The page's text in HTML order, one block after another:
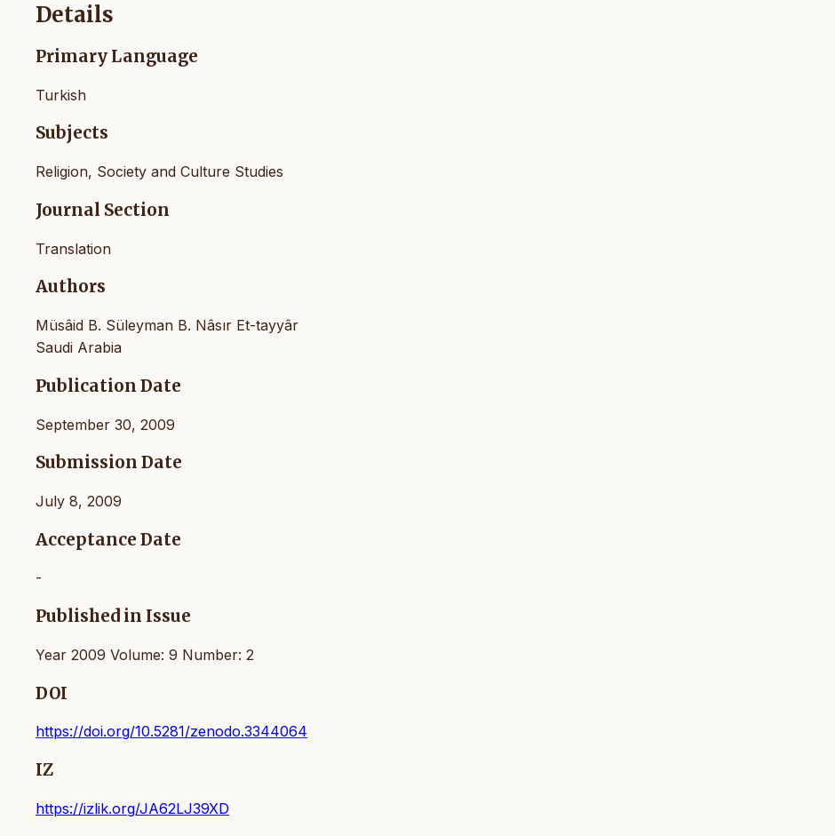
Details
Primary Language
Turkish
Subjects
Religion, Society and Culture Studies
Journal Section
Translation
Authors
Müsâid B. Süleyman B. Nâsır Et-tayyâr
Saudi Arabia
Publication Date
September 30, 2009
Submission Date
July 8, 2009
Acceptance Date
-
Published in Issue
Year 2009 Volume: 9 Number: 2
DOI
https://doi.org/10.5281/zenodo.3344064
IZ
https://izlik.org/JA62LJ39XD